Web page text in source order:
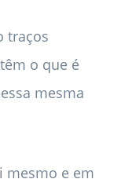
traços
o que é
mesma
mesmo e em